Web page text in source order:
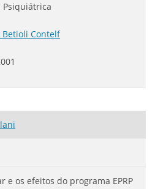
Psiquiátrica
Betioli Contelf
e os efeitos do programa EPRP